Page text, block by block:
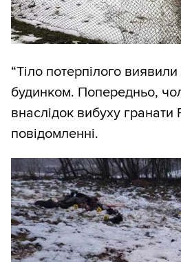
“Тіло потерпілого
будинком. Попередньо,
внаслідок вибуху гранати
повідомленні.